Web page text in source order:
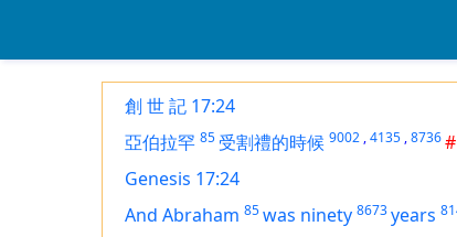
創 世 記 17:24
亞伯拉罕 85 受割禮的時候 9002 ,4135 ,8736#
Genesis 17:24
And Abraham 85was ninety 8673years